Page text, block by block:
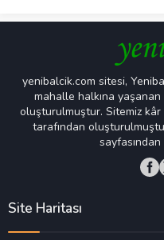
yenibalcik.com sitesi,
mahalle halkına
oluşturulmuştur. Sitemiz
tarafından
Site Haritası